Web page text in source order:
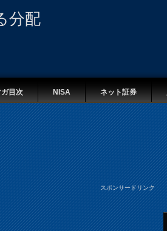
分配
ガ目次 NISA ネット証券
スポンサードリンク